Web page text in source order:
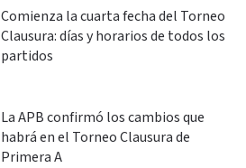
Comienza la cuarta fecha del Torneo
Clausura: días y horarios de todos los
partidos
La APB confirmó los cambios que
habrá en el Torneo Clausura de
Primera A